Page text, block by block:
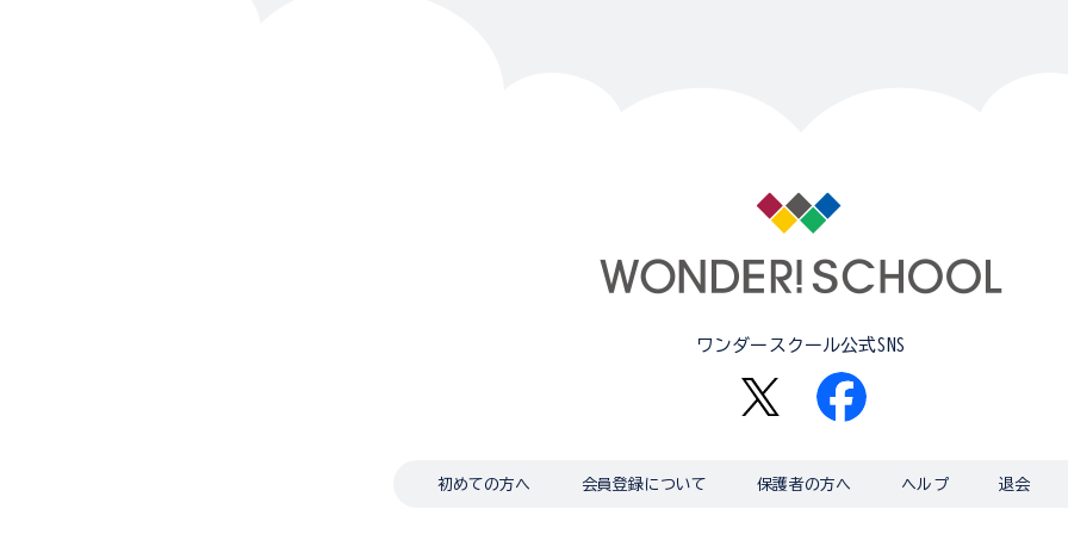
ワンダースクール公式SNS
初めての方へ 会員登録について 保護者の方へ ヘルプ 退会